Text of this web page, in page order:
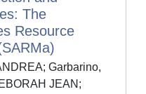
The
Resource
Garbarino,
JEAN;